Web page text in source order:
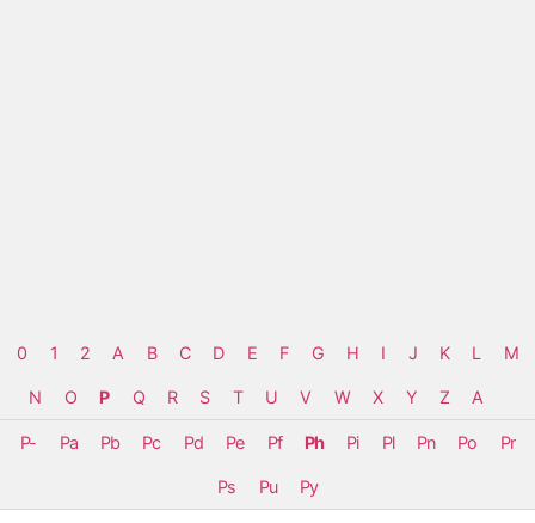
0 1 2 A B C D E F G H I J K L M
N O P Q R S T U V W X Y Z Α
P- Pa Pb Pc Pd Pe Pf Ph Pi Pl Pn Po Pr
Ps Pu Py